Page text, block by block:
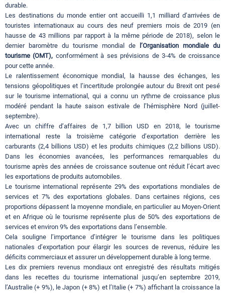
durable.
Les destinations du monde entier ont accueilli 1,1 milliard d’arrivées de
touristes internationaux au cours des neuf premiers mois de 2019 (en
hausse de 43 millions par rapport à la même période de 2018), selon le
dernier baromètre du tourisme mondial de
l’Organisation mondiale du
tourisme (OMT), conformément à ses prévisions de 3-4% de croissance
pour cette année.
Le ralentissement économique mondial, la hausse des échanges, les
tensions géopolitiques et l’incertitude prolongée autour du Brexit ont pesé
sur le tourisme international, qui a connu un rythme de croissance plus
modéré pendant la haute saison estivale de l’hémisphère Nord (juillet-
septembre).
Avec un chiffre d’affaires de 1,7 billion USD en 2018, le tourisme
international reste la troisième catégorie d’exportation derrière les
carburants (2,4 billions USD) et les produits chimiques (2,2 billions USD).
Dans les économies avancées, les performances remarquables du
tourisme après des années de croissance soutenue ont réduit l’écart avec
les exportations de produits automobiles.
Le tourisme international représente 29% des exportations mondiales de
services et 7% des exportations globales. Dans certaines régions, ces
proportions dépassent la moyenne mondiale, en particulier au Moyen-Orient
et en Afrique où le tourisme représente plus de 50% des exportations de
services et environ 9% des exportations dans l’ensemble.
Cela souligne l’importance d’intégrer le tourisme dans les politiques
nationales d’exportation pour élargir les sources de revenus, réduire les
déficits commerciaux et assurer un développement durable à long terme.
Les dix premiers revenus mondiaux ont enregistré des résultats mitigés
dans les recettes du tourisme international jusqu’en septembre 2019,
l’Australie (+ 9%), le Japon (+ 8%) et l’Italie (+ 7%) affichant la croissance la